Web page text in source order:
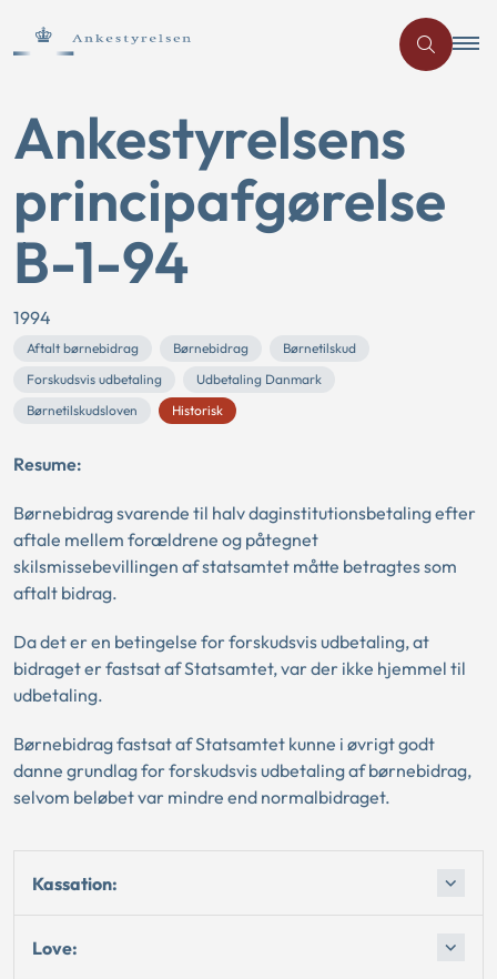
Ankestyrelsens
principafgørelse
B-1-94
1994
Aftalt børnebidrag Børnebidrag
Børnetilskud
Forskudsvis udbetaling
Udbetaling Danmark
Børnetilskudsloven
Historisk
Resume:
Børnebidrag svarende til halv daginstitutionsbetaling efter
aftale mellem forældrene og påtegnet
skilsmissebevillingen af statsamtet måtte betragtes som
aftalt bidrag.
Da det er en betingelse for forskudsvis udbetaling, at
bidraget er fastsat af Statsamtet, var der ikke hjemmel til
udbetaling.
Børnebidrag fastsat af Statsamtet kunne i øvrigt godt
danne grundlag for forskudsvis udbetaling af børnebidrag,
selvom beløbet var mindre end normalbidraget.
Kassation:
Love: